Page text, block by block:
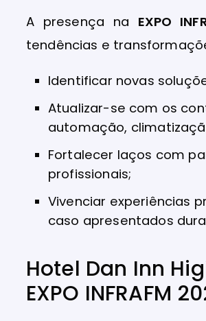
A presença na EXPO
tendências e
Identificar novas
Atualizar-se com os
automação,
Fortalecer laços com
profissionais;
Vivenciar experiências
caso apresentados
Hotel Dan Inn
EXPO INFRAFM